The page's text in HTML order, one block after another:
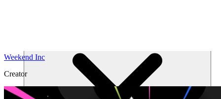
Weekend Inc
Creator